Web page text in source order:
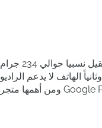
وثانياً الهاتف لا يدعم الراديو FM. وكذلك مقاوم الهاتف للأتربة والماء فهو حامل شهادة IP68 ولا يدعم خدمات جوجل